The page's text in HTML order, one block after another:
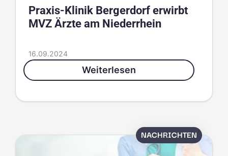
Praxis-Klinik Bergerdorf erwirbt
MVZ Ärzte am Niederrhein
16.09.2024
Weiterlesen
NACHRICHTEN